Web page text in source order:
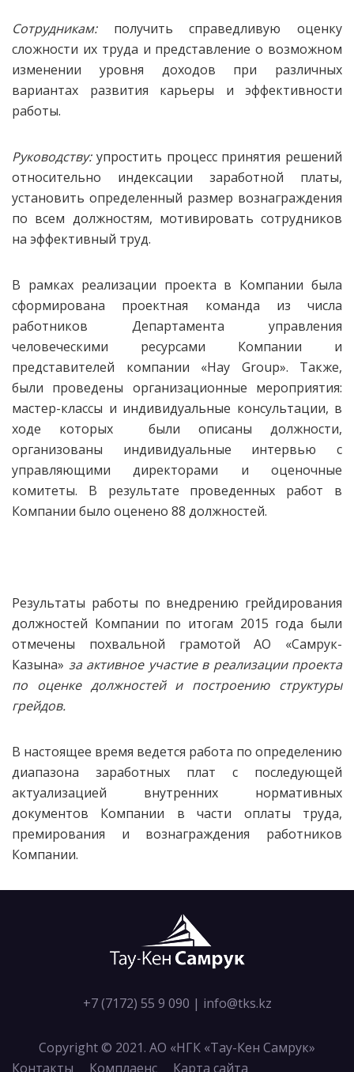
Сотрудникам:получить справедливую оценку
сложности их труда и представление о возможном
изменении уровня доходов при различных
вариантах развития карьеры и эффективности
работы.
Руководству:упростить процесс принятия решений
относительно индексации заработной платы,
установить определенный размер вознаграждения
по всем должностям, мотивировать сотрудников
на эффективный труд.
В рамках реализации проекта в Компании была
сформирована проектная команда из числа
работников Департамента управления
человеческими ресурсами Компании и
представителей компании «Hay Group». Также,
были проведены организационные мероприятия:
мастер-классы и индивидуальные консультации, в
ходе которых были описаны должности,
организованы индивидуальные интервью с
управляющими директорами и оценочные
комитеты. В результате проведенных работ в
Компании было оценено 88 должностей.
Результаты работы по внедрению грейдирования
должностей Компании по итогам 2015 года были
отмечены похвальной грамотой АО «Самрук-
Казына» за активное участие в реализации проекта
по оценке должностей и построению структуры
грейдов.
В настоящее время ведется работа по определению
диапазона заработных плат с последующей
актуализацией внутренних нормативных
документов Компании в части оплаты труда,
премирования и вознаграждения работников
Компании.
+7 (7172) 55 9 090 | info@tks.kz
Copyright © 2021. АО «НГК «Тау-Кен Самрук»
Контакты
Комплаенс Карта сайта